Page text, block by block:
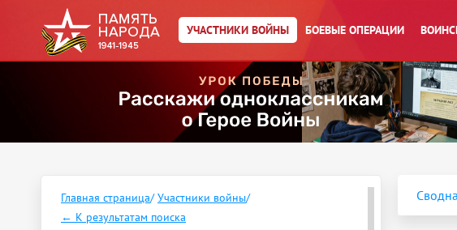
УЧАСТНИКИ ВОЙНЫ БОЕВЫЕ ОПЕРАЦИИ
Главная страница/ Участники войны/
← К результатам поиска